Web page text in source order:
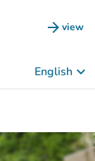
arrow_forward view
(new
English keyboard_arrow_down